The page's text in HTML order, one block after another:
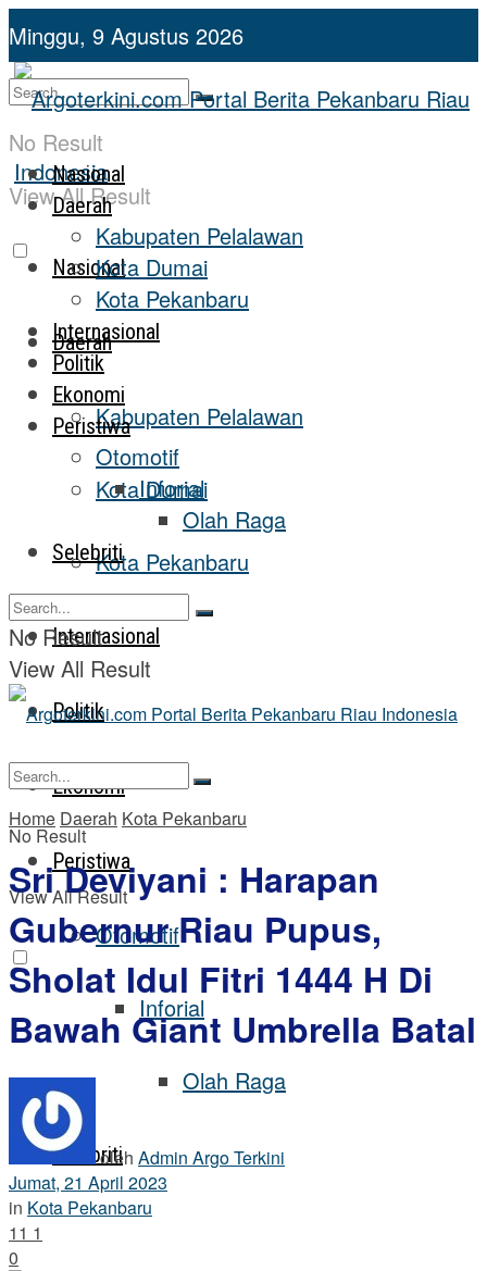
Minggu, 9 Agustus 2026
No Result
View All Result
Nasional
Daerah
Kabupaten Pelalawan
Kota Dumai
Kota Pekanbaru
Internasional
Politik
Ekonomi
Peristiwa
Otomotif
Inforial
Olah Raga
Selebriti
Nasional
Daerah
Kabupaten Pelalawan
Kota Dumai
Kota Pekanbaru
Internasional
Politik
Ekonomi
Peristiwa
Otomotif
Inforial
Olah Raga
Selebriti
No Result
View All Result
No Result
View All Result
Home Daerah Kota Pekanbaru
Sri Deviyani : Harapan
Gubernur Riau Pupus,
Sholat Idul Fitri 1444 H Di
Bawah Giant Umbrella Batal
oleh Admin Argo Terkini
Jumat, 21 April 2023
in Kota Pekanbaru
11 1
0